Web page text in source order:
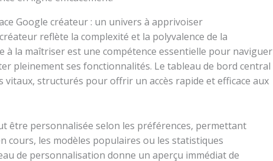
Google créateur : un univers à apprivoiser
reflète la complexité et la polyvalence de la
à la maîtriser est une compétence essentielle pour naviguer
pleinement ses fonctionnalités. Le tableau de bord central
vitaux, structurés pour offrir un accès rapide et efficace aux
être personnalisée selon les préférences, permettant
cours, les modèles populaires ou les statistiques
de personnalisation donne un aperçu immédiat de